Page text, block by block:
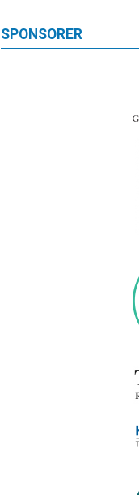
SPONSORER